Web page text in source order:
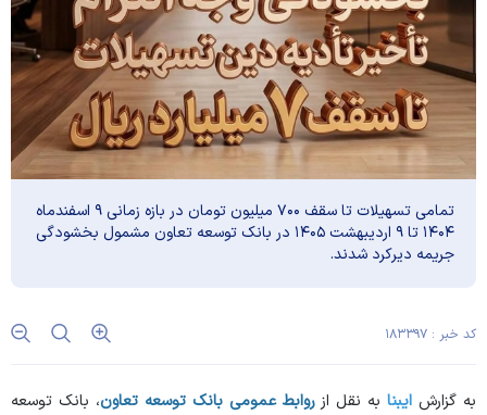
تمامی تسهیلات تا سقف ۷۰۰ میلیون تومان در بازه زمانی ۹ اسفندماه
۱۴۰۴ تا ۹ اردیبهشت ۱۴۰۵ در بانک توسعه تعاون مشمول بخشودگی
جریمه دیرکرد شدند.
کد خبر : ۱۸۳۳۹۷
به گزارش ایبنابه نقل از روابط عمومی بانک توسعه تعاون، بانک توسعه